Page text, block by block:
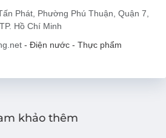
Phát, Phường Phú Thuận, Quận 7,
TP. Hồ Chí Minh
- Điện nước - Thực phẩm
khảo thêm